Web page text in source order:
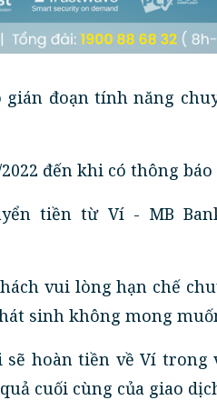
gián đoạn tính năng
đến khi có thông
tiền từ Ví - MB
vui lòng hạn chế
sinh không mong
hoàn tiền về Ví trong
cuối cùng của giao